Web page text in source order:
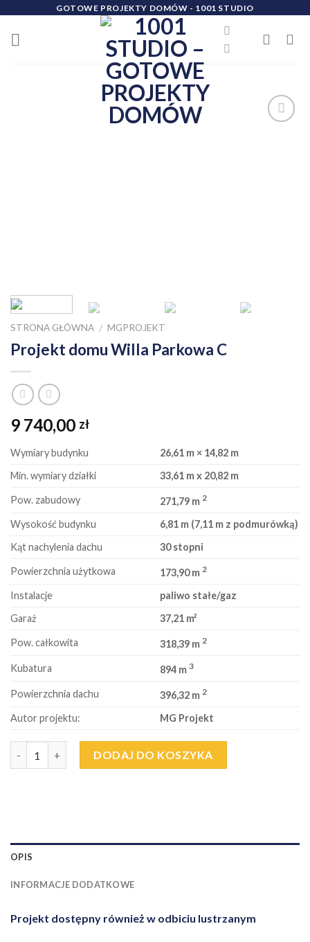
content
GOTOWE PROJEKTY DOMÓW - 1001 STUDIO
STRONA GŁÓWNA / MGPROJEKT
Projekt domu Willa Parkowa C
9 740,00 zł
Wymiary budynku
26,61 m × 14,82 m
Min. wymiary działki
33,61 m x 20,82 m
Pow. zabudowy 271,79 m2
Wysokość budynku
6,81 m (7,11 m z podmurówką)
Kąt nachylenia dachu
30 stopni
Powierzchnia użytkowa 173,90 m2
Instalacje
paliwo stałe/gaz
Garaż
37,21 m²
Pow. całkowita 318,39 m2
Kubatura 894 m3
Powierzchnia dachu 396,32 m2
Autor projektu: MG Projekt
DODAJ DO KOSZYKA
OPIS
INFORMACJE DODATKOWE
Projekt dostępny również w odbiciu lustrzanym